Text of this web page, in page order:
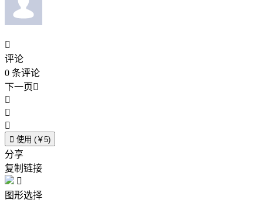

评论
0 条评论
下一页



 使用 (￥5)
分享
复制链接

图形选择